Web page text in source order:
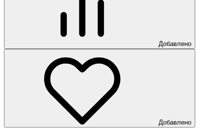
Добавлено
Добавлено